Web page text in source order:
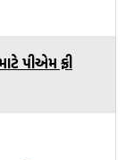
પીએમ ફ્રી